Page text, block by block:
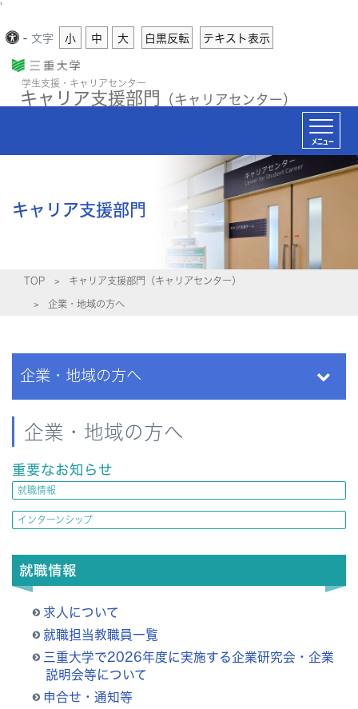
'
- 文字 小 中 大 白黒反転 テキスト表示
学生支援・キャリアセンター
キャリア支援部門 （キャリアセンター）
メニュー
キャリア支援部門
TOP キャリア支援部門（キャリアセンター）
企業・地域の方へ
企業・地域の方へ
企業・地域の方へ
重要なお知らせ
就職情報
インターンシップ
就職情報
求人について
就職担当教職員一覧
三重大学で2026年度に実施する企業研究会・企業
説明会等について
申合せ・通知等